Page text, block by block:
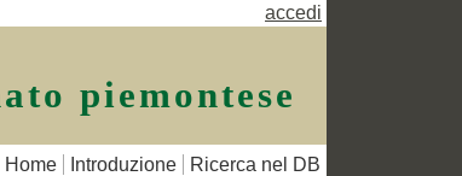
accedi
piemontese
Home Introduzione Ricerca nel DB